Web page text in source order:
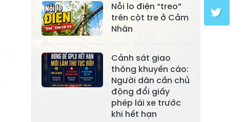
Xã Yên Bình
Xã Bảo Ái
Xã Trấn Yên
Xã Hưng
Xã Lương
Thịnh
Xã Việt Hồng
Xã Cốc San
Xã Hợp Thành
Xã Phong Hải
Nỗi lo điện “treo”
trên cột tre ở Cảm
Nhân
Cảnh sát giao
thông khuyến cáo:
Người dân cần chủ
động đổi giấy
phép lái xe trước
khi hết hạn